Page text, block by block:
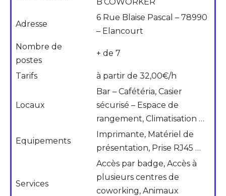
Adresse
6 Rue Blaise Pascal – 78990
– Elancourt
Nombre de
postes
+ de 7
Tarifs à partir de 32,00€/h
Locaux
Bar – Cafétéria, Casier
sécurisé – Espace de
rangement, Climatisation …
Equipements
Imprimante, Matériel de
présentation, Prise RJ45 …
Services
Accès par badge, Accès à
plusieurs centres de
coworking, Animaux